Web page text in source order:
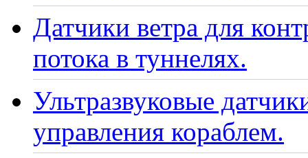
Датчики ветра для
потока в туннелях.
Ультразвуковые
управления кораблем.